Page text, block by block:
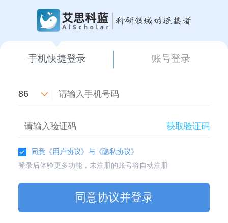
手机快捷登录 账号登录
86
获取验证码
同意 《用户协议》与 《隐私协议》
登录后体验更多功能，未注册的账号将自动注册
同意协议并登录